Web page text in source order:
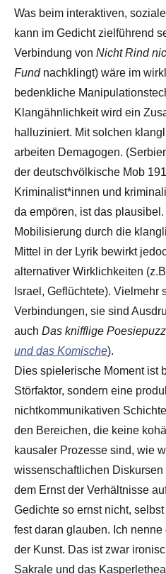
Was beim interaktiven,
kann im Gedicht zielführend
Verbindung von Nicht Rind
Fundnachklingt) wäre im
bedenkliche
Klangähnlichkeit wird ein
halluziniert. Mit solchen
arbeiten Demagogen.
der deutschvölkische Mob
Kriminalist*innen und
da empören, ist das
Mobilisierung durch die
Mittel in der Lyrik bewirkt
alternativer Wirklichkeiten
Israel, Geflüchtete). Vielmehr
Verbindungen, sie sind
auch Das knifflige
und das Komische).
Dies spielerische Moment ist
Störfaktor, sondern eine
nichtkommunikativen
den Bereichen, die keine
kausaler Prozesse sind, wie
wissenschaftlichen
dem Ernst der Verhältnisse
Gedichte so ernst nicht,
fest daran glauben. Ich
der Kunst. Das ist zwar
Sakrale und das